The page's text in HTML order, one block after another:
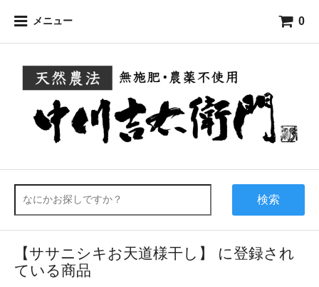
メニュー 0
検索
【ササニシキお天道様干し】 に登録され
ている商品